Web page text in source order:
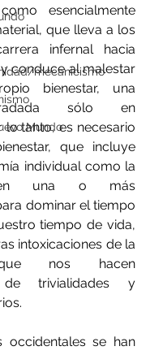
mecanicismo
Mundo
esencialmente
que lleva a los
infernal hacia
conduce al malestar
bienestar, una
sólo en
tanto, es necesario
que incluye
individual como la
en una o más
dominar el tiempo
tiempo de vida,
intoxicaciones de la
que nos hacen
de trivialidades y
occidentales se han